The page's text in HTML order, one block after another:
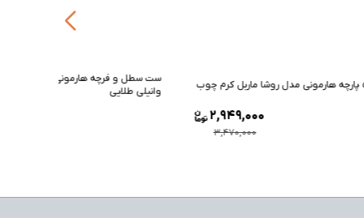
ست سطل و فرچه هارمونی مدل آوا طرح سنگ کرم
وانیلی طلایی